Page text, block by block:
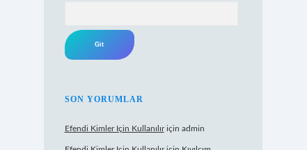
SON YORUMLAR
Efendi Kimler Için Kullanılıriçin admin